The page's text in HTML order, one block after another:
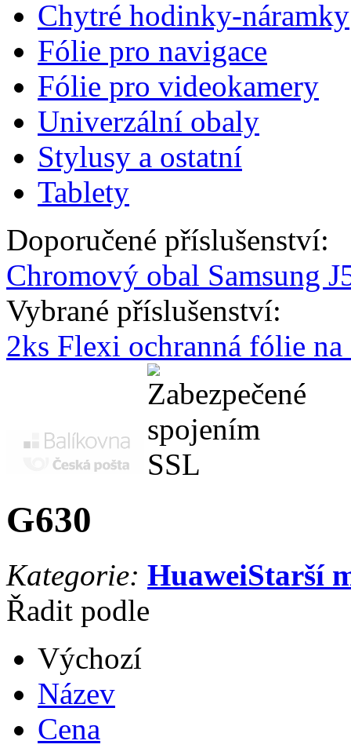
Chytré hodinky-náramky
Fólie pro navigace
Fólie pro videokamery
Univerzální obaly
Stylusy a ostatní
Tablety
Doporučené příslušenství:
Chromový obal Samsung
Vybrané příslušenství:
2ks Flexi ochranná fólie
G630
Kategorie: HuaweiStarší
Řadit podle
Výchozí
Název
Cena